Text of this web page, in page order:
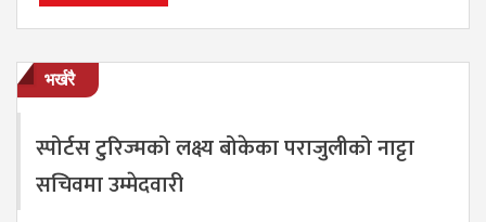
भर्खरै
स्पोर्टस टुरिज्मको लक्ष्य बोकेका पराजुलीको नाट्टा
सचिवमा उम्मेदवारी